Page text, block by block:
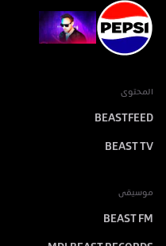
المحتوى
BEASTFEED
BEAST TV
موسيقى
BEAST FM